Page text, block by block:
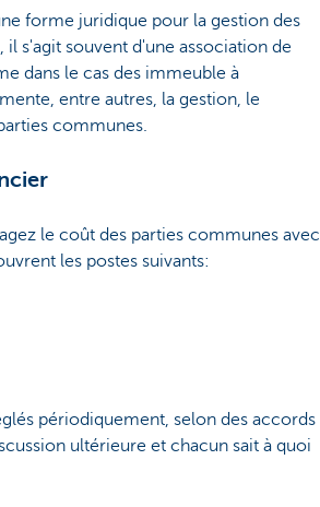
forme juridique pour la gestion des
s'agit souvent d'une association de
dans le cas des immeuble à
entre autres, la gestion, le
communes.
le coût des parties communes avec
les postes suivants:
périodiquement, selon des accords
ultérieure et chacun sait à quoi